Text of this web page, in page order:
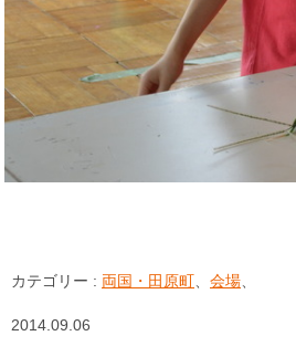
カテゴリー : 両国・田原町 会場
2014.09.06